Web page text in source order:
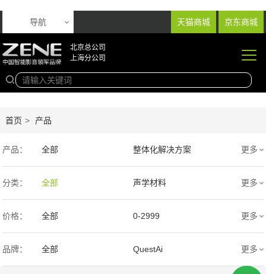
天猫商城 京东商城
导航
北京总公司
上海分公司
首页 > 产品
产品： 全部 整体化解决方案
音响产品 投影产品
专业扩声音箱 幕布产品
声学产品 智能产品
更多
分类： 全部 声学材料 更多
价格： 全部 0-2999
3000-9999 1万-5万
更多
品牌： 全部 QuestAi 更多